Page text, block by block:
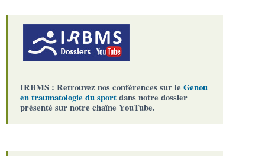
IRBMS : Retrouvez nos conférences sur leGenou
en traumatologie du sportdans notre dossier
présenté sur notre chaîne YouTube.